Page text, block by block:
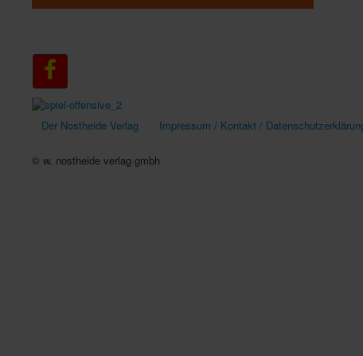
Der Nostheide Verlag Impressum / Kontakt /
© w. nostheide verlag gmbh